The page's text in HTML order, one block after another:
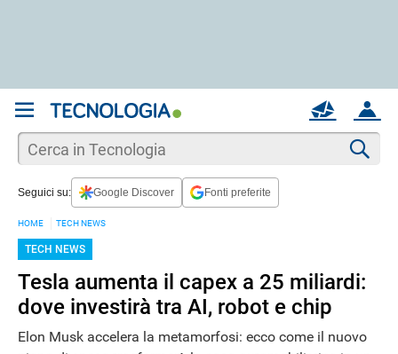
ACCOUNT
MAIL
Seguici su: Google Discover Fonti preferite
HOME TECH NEWS
TECH NEWS
Tesla aumenta il capex a 25 miliardi:
dove investirà tra AI, robot e chip
Elon Musk accelera la metamorfosi: ecco come il nuovo